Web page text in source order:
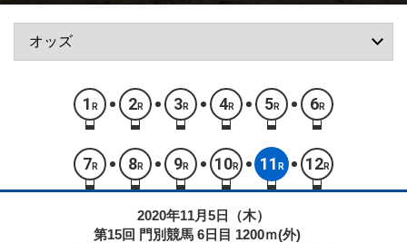
1 R 2R 3R 4R 5R 6R
7 R 8R 9R 10R 11 R 12R
2020年11月5日（木）
第15回 門別競馬 6日目 1200ｍ(外)